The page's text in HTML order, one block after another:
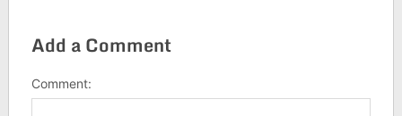
Add a Comment
Comment: